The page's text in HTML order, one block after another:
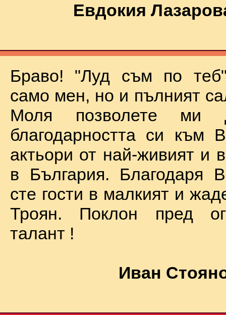
Евдокия
Браво! "Луд съм по
само мен, но и пълният
Моля позволете ми
благодарността си към
актьори от най-живият и
в България. Благодаря
сте гости в малкият и
Троян. Поклон пред
талант !
Иван